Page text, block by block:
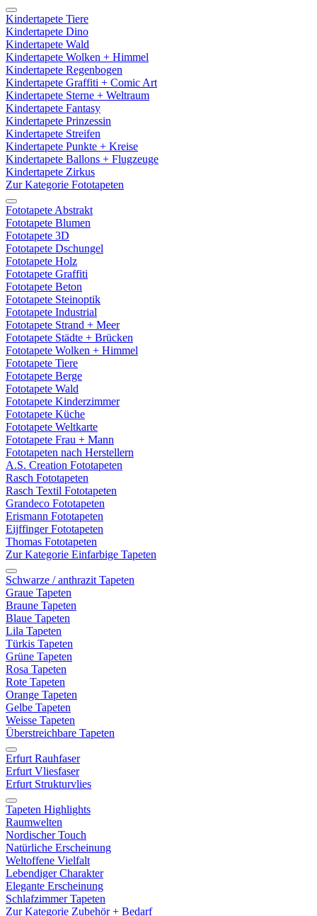
Kindertapete Tiere
Kindertapete Dino
Kindertapete Wald
Kindertapete Wolken + Himmel
Kindertapete Regenbogen
Kindertapete Graffiti + Comic Art
Kindertapete Sterne + Weltraum
Kindertapete Fantasy
Kindertapete Prinzessin
Kindertapete Streifen
Kindertapete Punkte + Kreise
Kindertapete Ballons + Flugzeuge
Kindertapete Zirkus
Zur Kategorie Fototapeten
Fototapete Abstrakt
Fototapete Blumen
Fototapete 3D
Fototapete Dschungel
Fototapete Holz
Fototapete Graffiti
Fototapete Beton
Fototapete Steinoptik
Fototapete Industrial
Fototapete Strand + Meer
Fototapete Städte + Brücken
Fototapete Wolken + Himmel
Fototapete Tiere
Fototapete Berge
Fototapete Wald
Fototapete Kinderzimmer
Fototapete Küche
Fototapete Weltkarte
Fototapete Frau + Mann
Fototapeten nach Herstellern
A.S. Creation Fototapeten
Rasch Fototapeten
Rasch Textil Fototapeten
Grandeco Fototapeten
Erismann Fototapeten
Eijffinger Fototapeten
Thomas Fototapeten
Zur Kategorie Einfarbige Tapeten
Schwarze / anthrazit Tapeten
Graue Tapeten
Braune Tapeten
Blaue Tapeten
Lila Tapeten
Türkis Tapeten
Grüne Tapeten
Rosa Tapeten
Rote Tapeten
Orange Tapeten
Gelbe Tapeten
Weisse Tapeten
Überstreichbare Tapeten
Erfurt Rauhfaser
Erfurt Vliesfaser
Erfurt Strukturvlies
Tapeten Highlights
Raumwelten
Nordischer Touch
Natürliche Erscheinung
Weltoffene Vielfalt
Lebendiger Charakter
Elegante Erscheinung
Schlafzimmer Tapeten
Zur Kategorie Zubehör + Bedarf